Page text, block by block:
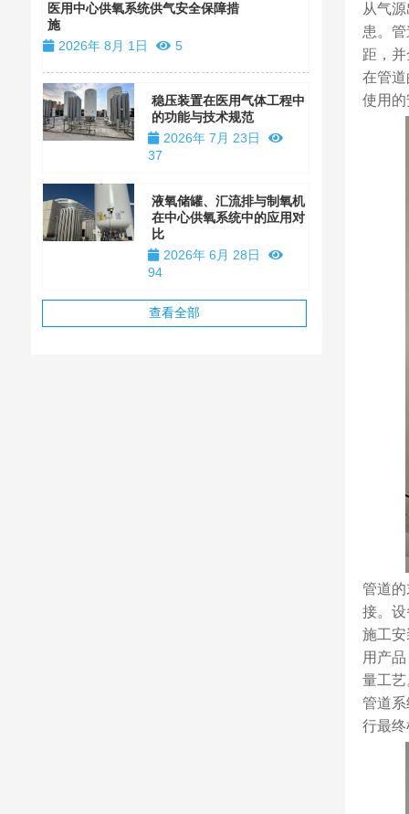
从气
患。
距，
在管
使用
管道
接。
施工
用产
量工
管道
行最
医用中心供氧系统供气安全保障措
施
2026年 8月 1日
5
稳压装置在医用气体工程中
的功能与技术规范
2026年 7月 23日
37
液氧储罐、汇流排与制氧机
在中心供氧系统中的应用对
比
2026年 6月 28日
94
查看全部
2026年 1